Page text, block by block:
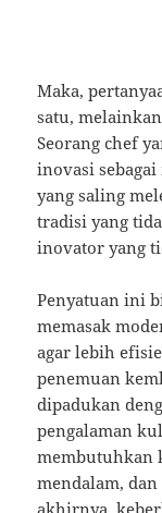
Maka,
satu,
Seorang chef
inovasi
yang saling
tradisi yang
inovator yang
Penyatuan ini
memasak
agar lebih
penemuan
dipadukan
pengalaman
membutuhkan
mendalam,
akhirnya,